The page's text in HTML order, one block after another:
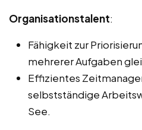
Organisationstalent:
Fähigkeit zur
mehrerer Aufgaben
Effizientes
selbstständige
See.